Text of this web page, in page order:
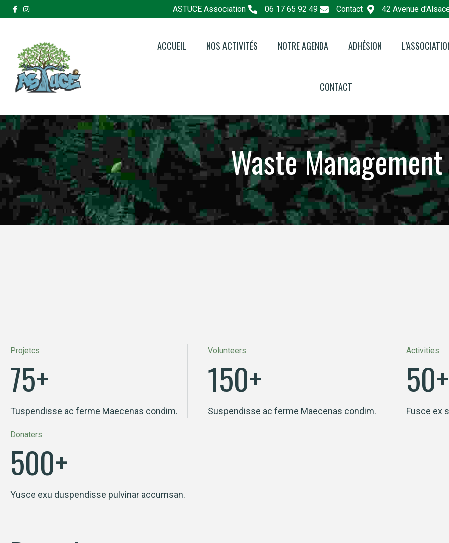
ASTUCE Association 06 17 65 92 49 Contact 42 Avenue
ACCUEIL NOS ACTIVITÉS
Pôle Nature en Ville
NOTRE AGENDA ADHÉSION
Hêtre
Les Bénévoles
Les
Faire un Don
CONTACT
Waste Management
Projetcs
75+
Tuspendisse ac ferme Maecenas condim.
Volunteers
150+
Suspendisse ac ferme Maecenas condim.
Activities
50+
Fusce ex
Donaters
500+
Yusce exu duspendisse pulvinar accumsan.